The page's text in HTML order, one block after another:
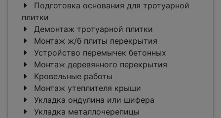
Подготовка основания для тротуарной
плитки
Демонтаж тротуарной плитки
Монтаж ж/б плиты перекрытия
Устройство перемычек бетонных
Монтаж деревянного перекрытия
Кровельные работы
Монтаж утеплителя крыши
Укладка ондулина или шифера
Укладка металлочерепицы